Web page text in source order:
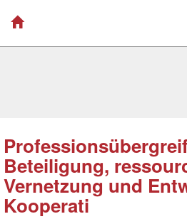
Beteiligung,
Vernetzung und
Kooperati